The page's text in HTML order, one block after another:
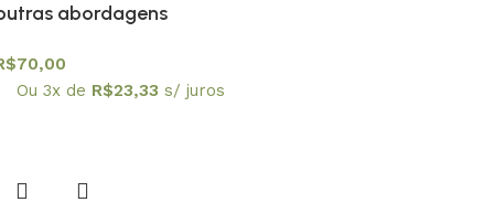
abordagens
70,00
Ou 3x de R$23,33 s/ juros